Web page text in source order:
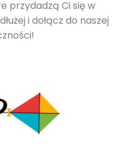
przydadzą Ci się w
i dołącz do naszej